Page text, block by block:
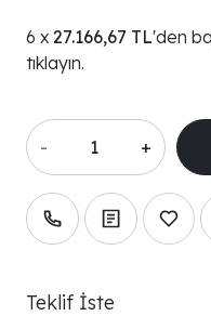
27.166,67 TL'den
tıklayın.
- +
Teklif İste